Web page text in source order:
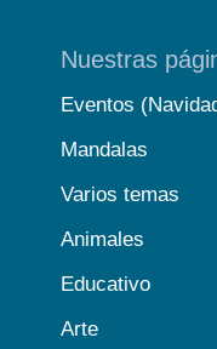
Nuestras
Eventos
Mandalas
Varios temas
Animales
Educativo
Arte